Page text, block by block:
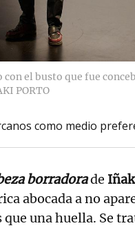
el busto que fue
PORTO
como medio
borradorade
abocada a no
que una huella. Se